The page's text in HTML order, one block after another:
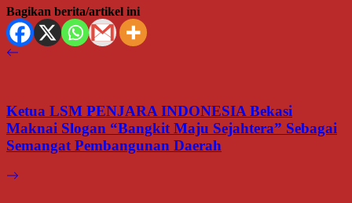
Bagikan berita/artikel ini
Ketua LSM PENJARA INDONESIA Bekasi
Maknai Slogan “Bangkit Maju Sejahtera” Sebagai
Semangat Pembangunan Daerah